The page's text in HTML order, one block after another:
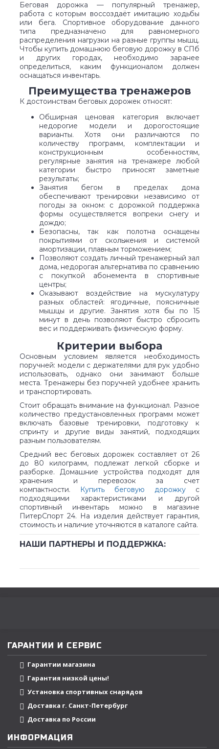
Беговая дорожка — популярный тренажер,
работа с которым воссоздаёт имитацию ходьбы
или бега. Спортивное оборудование данного
типа предназначено для равномерного
распределения нагрузки на разные группы мышц.
Чтобы купить домашнюю беговую дорожку в СПб
и других городах, необходимо заранее
определиться, каким функционалом должен
оснащаться инвентарь.
Преимущества тренажеров
К достоинствам беговых дорожек относят:
Обширная ценовая категория включает
недорогие модели и дорогостоящие
варианты. Хотя они различаются по
количеству программ, комплектации и
конструкционным особенностям,
регулярные занятия на тренажере любой
категории быстро приносят заметные
результаты;
Занятия бегом в пределах дома
обеспечивают тренировки независимо от
погоды за окном: с дорожкой поддержка
формы осуществляется вопреки снегу и
дождю;
Безопасны, так как полотна оснащены
покрытиями от скольжения и системой
амортизации, плавным торможением;
Позволяют создать личный тренажерный зал
дома, недорогая альтернатива по сравнению
с покупкой абонемента в спортивные
центры;
Оказывают воздействие на мускулатуру
разных областей: ягодичные, поясничные
мышцы и другие. Занятия хотя бы по 15
минут в день позволяют быстро сбросить
вес и поддерживать физическую форму.
Критерии выбора
Основным условием является необходимость
поручней: модели с держателями для рук удобно
использовать, однако они занимают больше
места. Тренажеры без поручней удобнее хранить
и транспортировать.
Стоит обращать внимание на функционал. Разное
количество предустановленных программ может
включать базовые тренировки, подготовку к
спринту и другие виды занятий, подходящих
разным пользователям.
Средний вес беговых дорожек составляет от 26
до 80 килограмм, подлежат легкой сборке и
разборке. Домашние устройства подходят для
хранения и перевозок за счет
компактности.
Купить беговую дорожку с
подходящими характеристиками и другой
спортивный инвентарь можно в магазине
ПитерСпорт 24. На изделия действует гарантия,
стоимость и наличие уточняются в каталоге сайта.
НАШИ ПАРТНЕРЫ И ПОДДЕРЖКА:
ГАРАНТИИ И СЕРВИС
Гарантии магазина
Гарантия низкой цены!
Установка спортивных снарядов
Доставка г. Санкт-Петербург
Доставка по России
ИНФОРМАЦИЯ